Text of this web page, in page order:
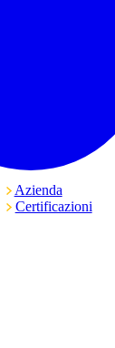
Azienda
Certificazioni